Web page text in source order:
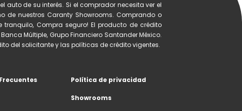
auto de su interés. Si el comprador necesita ver el
de nuestros Caranty Showrooms. Comprando o
tranquilo, Compra seguro! El producto de crédito
Múltiple, Grupo Financiero Santander México.
del solicitante y las políticas de crédito vigentes.
Política de privacidad
Showrooms